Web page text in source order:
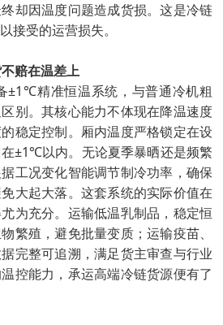
却因温度问题造成货损。这是冷链
接受的运营损失。
赔在温差上
±1℃精准恒温系统，与普通冷机粗
别。其核心能力不体现在降温速度
稳定控制。厢内温度严格锁定在设
±1℃以内。无论夏季暴晒还是频繁
工况变化智能调节制冷功率，确保
大起大落。这套系统的实际价值在
为充分。运输低温乳制品，稳定恒
繁殖，避免批量变质；运输疫苗、
完整可追溯，满足货主审查与行业
控能力，承运高端冷链货源便有了